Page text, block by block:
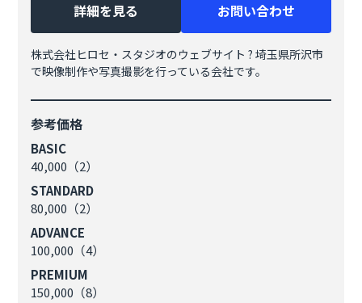
詳細を見る お問い合わせ
株式会社ヒロセ・スタジオのウェブサイト ? 埼玉県所沢市
で映像制作や写真撮影を行っている会社です。
参考価格
BASIC
40,000（2）
STANDARD
80,000（2）
ADVANCE
100,000（4）
PREMIUM
150,000（8）